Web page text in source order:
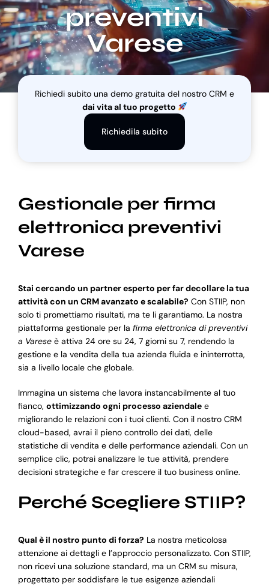
Blog
Supporto
preventivi
Varese
Richiedi subito una demo gratuita del nostro CRM e
dai vita al tuo progetto
Richiedila subito
Gestionale per firma
elettronica preventivi
Varese
Stai cercando un partner esperto per far decollare la tua
attività con un CRM avanzato e scalabile? Con STIIP, non
solo ti promettiamo risultati, ma te li garantiamo. La nostra
piattaforma gestionale per la firma elettronica di preventivi
a Vareseè attiva 24 ore su 24, 7 giorni su 7, rendendo la
gestione e la vendita della tua azienda fluida e ininterrotta,
sia a livello locale che globale.
Immagina un sistema che lavora instancabilmente al tuo
fianco, ottimizzando ogni processo aziendalee
migliorando le relazioni con i tuoi clienti. Con il nostro CRM
cloud-based, avrai il pieno controllo dei dati, delle
statistiche di vendita e delle performance aziendali. Con un
semplice clic, potrai analizzare le tue attività, prendere
decisioni strategiche e far crescere il tuo business online.
Perché Scegliere STIIP?
Qual è il nostro punto di forza? La nostra meticolosa
attenzione ai dettagli e l’approccio personalizzato. Con STIIP,
non ricevi una soluzione standard, ma un CRM su misura,
progettato per soddisfare le tue esigenze aziendali